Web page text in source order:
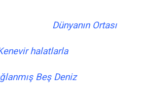
Ortası
halatlarla
Beş Deniz